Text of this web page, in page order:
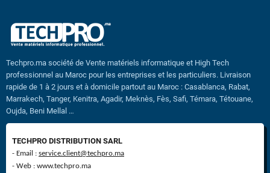
Techpro.ma société de Vente matériels informatique et High Tech
professionnel au Maroc pour les entreprises et les particuliers. Livraison
rapide de 1 à 2 jours et à domicile partout au Maroc : Casablanca, Rabat,
Marrakech, Tanger, Kenitra, Agadir, Meknès, Fès, Safi, Témara, Tétouane,
Oujda, Beni Mellal …
TECHPRO DISTRIBUTION SARL
- Email : service.client@techpro.ma
- Web : www.techpro.ma